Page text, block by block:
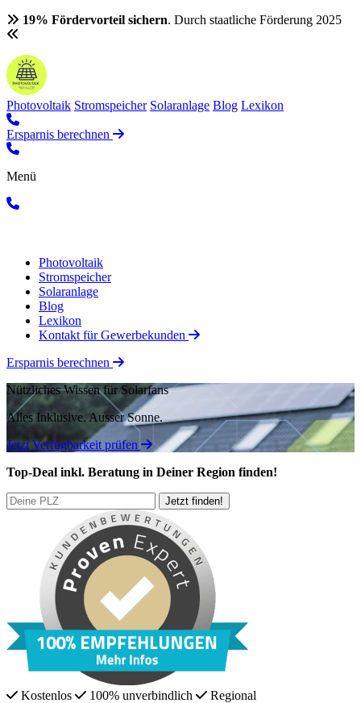
19% Fördervorteil sichern. Durch staatliche Förderung 2025
Photovoltaik Stromspeicher Solaranlage Blog Lexikon
Ersparnis berechnen
Menü
Photovoltaik
Stromspeicher
Solaranlage
Blog
Lexikon
Kontakt für Gewerbekunden
Ersparnis berechnen
Nützliches Wissen für Solarfans
Alles Inklusive.Ausser Sonne.
Jetzt Verfügbarkeit prüfen
Top-Deal inkl. Beratung in Deiner Region finden!
Kostenlos 100% unverbindlich
Regional